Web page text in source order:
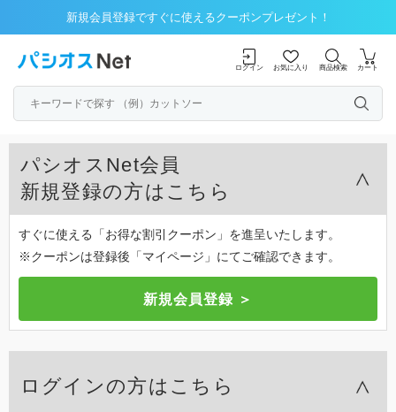
新規会員登録ですぐに使えるクーポンプレゼント！
ログイン お気に入り 商品検索 カート
パシオスNet会員
新規登録の方はこちら
すぐに使える「お得な割引クーポン」を進呈いたします。
※クーポンは登録後「マイページ」にてご確認できます。
ログインの方はこちら